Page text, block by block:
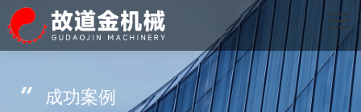
网站首页
主营产品成功案例